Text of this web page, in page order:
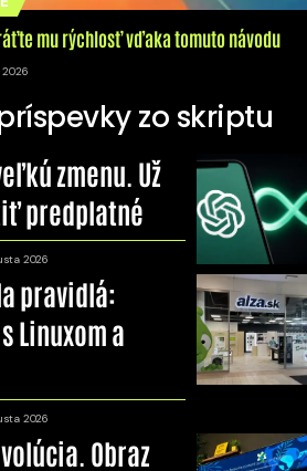
mu rýchlosť vďaka tomuto návodu
zo skriptu
zmenu. Už
predplatné
2026
pravidlá:
Linuxom a
2026
Obraz